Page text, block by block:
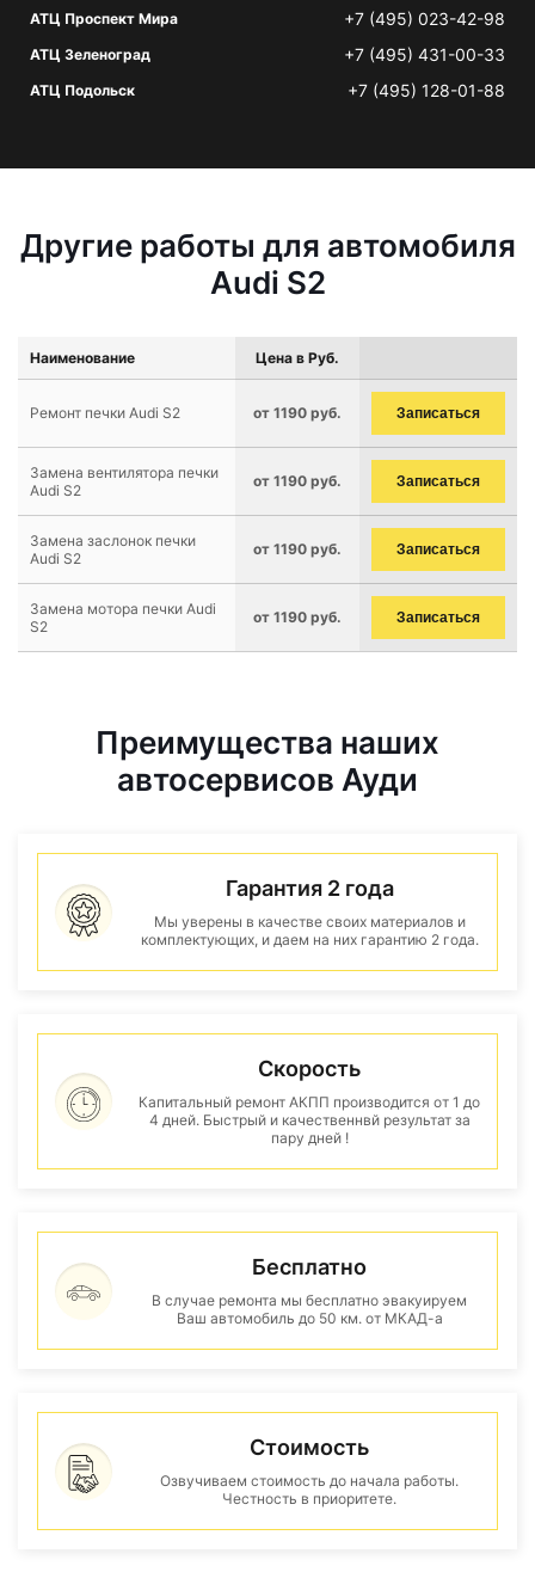
АТЦ Проспект Мира +7 (495) 023-42-98
АТЦ Зеленоград +7 (495) 431-00-33
АТЦ Подольск +7 (495) 128-01-88
Другие работы для автомобиля
Audi S2
Наименование Цена в Руб.
Ремонт печки Audi S2 от 1190 руб. Записаться
Замена вентилятора печки
Audi S2
от 1190 руб. Записаться
Замена заслонок печки
Audi S2
от 1190 руб. Записаться
Замена мотора печки Audi
S2
от 1190 руб. Записаться
Преимущества наших
автосервисов Ауди
Гарантия 2 года
Мы уверены в качестве своих материалов и
комплектующих, и даем на них гарантию 2 года.
Скорость
Капитальный ремонт АКПП производится от 1 до
4 дней. Быстрый и качественнвй результат за
пару дней !
Бесплатно
В случае ремонта мы бесплатно эвакуируем
Ваш автомобиль до 50 км. от МКАД-а
Стоимость
Озвучиваем стоимость до начала работы.
Честность в приоритете.